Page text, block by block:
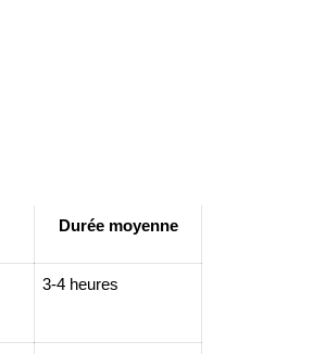
Durée moyenne
3-4 heures